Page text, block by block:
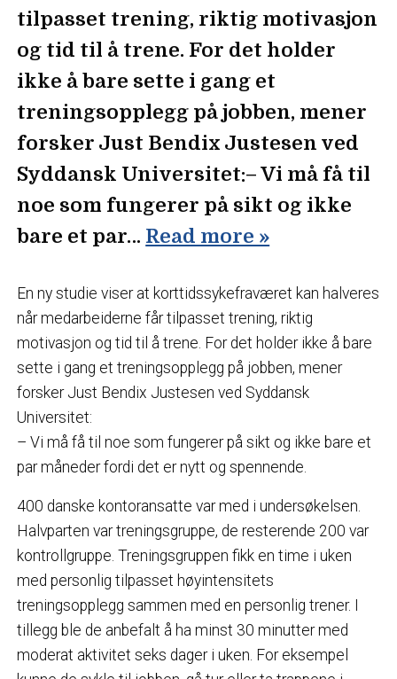
tilpasset trening, riktig motivasjon
og tid til å trene. For det holder
ikke å bare sette i gang et
treningsopplegg på jobben, mener
forsker Just Bendix Justesen ved
Syddansk Universitet:– Vi må få til
noe som fungerer på sikt og ikke
bare et par… Read more »
En ny studie viser at korttidssykefraværet kan halveres
når medarbeiderne får tilpasset trening, riktig
motivasjon og tid til å trene. For det holder ikke å bare
sette i gang et treningsopplegg på jobben, mener
forsker Just Bendix Justesen ved Syddansk
Universitet:
– Vi må få til noe som fungerer på sikt og ikke bare et
par måneder fordi det er nytt og spennende.
400 danske kontoransatte var med i undersøkelsen.
Halvparten var treningsgruppe, de resterende 200 var
kontrollgruppe. Treningsgruppen fikk en time i uken
med personlig tilpasset høyintensitets
treningsopplegg sammen med en personlig trener. I
tillegg ble de anbefalt å ha minst 30 minutter med
moderat aktivitet seks dager i uken. For eksempel